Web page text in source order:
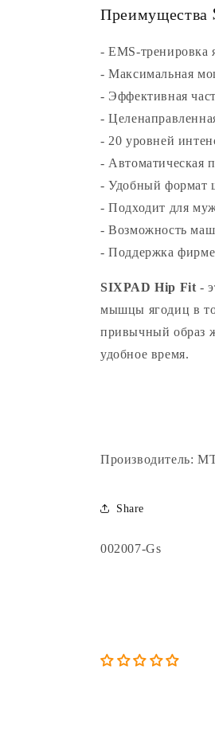
- EMS-тренировка
- Максимальная
- Эффективная
-
- 20 уровней
- Автоматическая
- Удобный формат
- Подходит для
- Возможность
- Поддержка
SIXPAD Hip Fit -
мышцы ягодиц в
привычный образ
удобное время.
Производитель:
Share
Артикул:
002007-Gs